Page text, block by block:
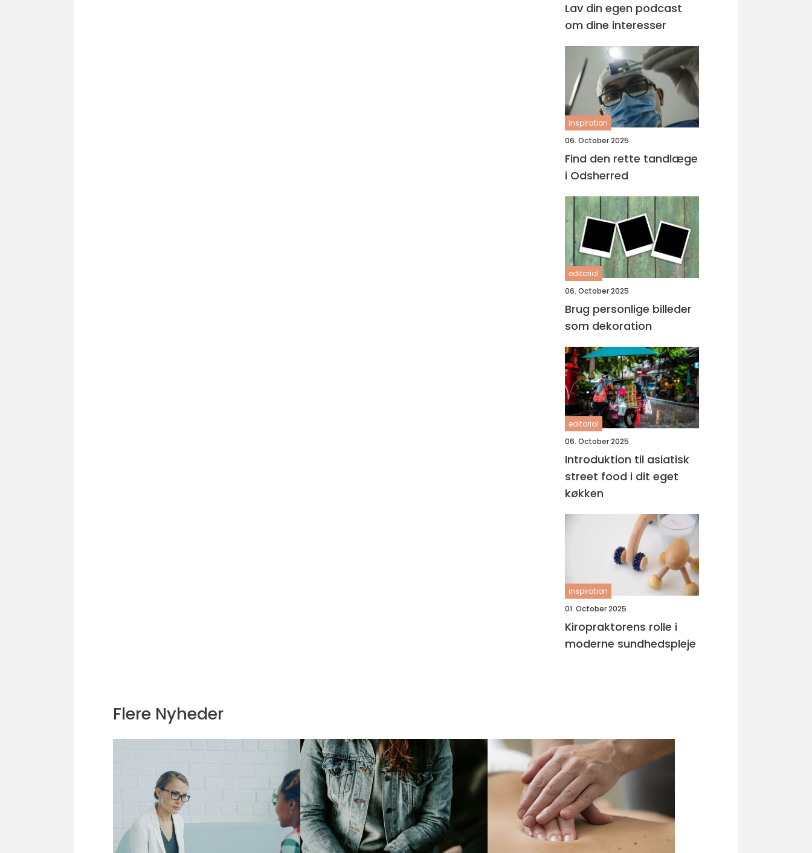
Lav din egen podcast
om dine interesser
inspiration
06. October 2025
Find den rette tandlæge
i Odsherred
editorial
06. October 2025
Brug personlige billeder
som dekoration
editorial
06. October 2025
Introduktion til asiatisk
street food i dit eget
køkken
inspiration
01. October 2025
Kiropraktorens rolle i
moderne sundhedspleje
Flere Nyheder